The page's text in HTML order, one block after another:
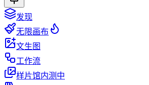
发现
无限画布
文生图
工作流
样片馆内测中